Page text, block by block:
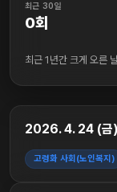
최근 30일
0회
최근 1년간 크게 오른
2026. 4. 24 (금)
고령화 사회(노인복지)